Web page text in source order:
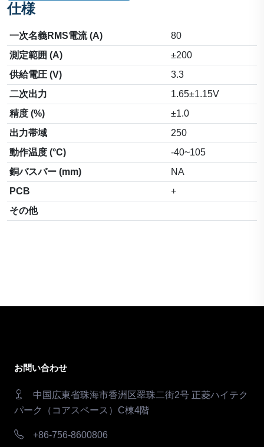
仕様
一次名義RMS電流 (A)
80
測定範囲 (A)
±200
供給電圧 (V)
3.3
二次出力
1.65±1.15V
精度 (%)
±1.0
出力帯域
250
動作温度 (°C)
-40~105
銅バスバー (mm)
NA
PCB
+
その他
お問い合わせ
中国広東省珠海市香洲区翠珠二街2号 正菱ハイテク
パーク（コアスペース）C棟4階
+86-756-8600806